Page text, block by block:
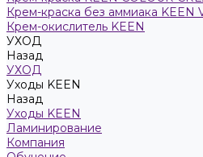
Крем-краска без аммиака KEEN
Крем-окислитель KEEN
УХОД
Назад
УХОД
Уходы KEEN
Назад
Уходы KEEN
Ламинирование
Компания